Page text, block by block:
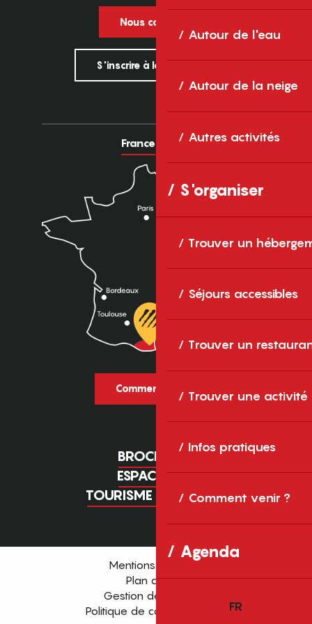
Autour de l'eau
Autour de la neige
Autres activités
S'organiser
Trouver un
Séjours accessibles
Trouver un
Trouver une activité
Infos pratiques
Comment venir ?
Agenda
FR
Nous contacter
S'inscrire à la newsletter
France Europe
Comment venir ?
BROCHURES
ESPACE PRO
TOURISME D'AFFAIRES
Mentions légales
Plan du site
Gestion des cookies
Politique de confidentialité